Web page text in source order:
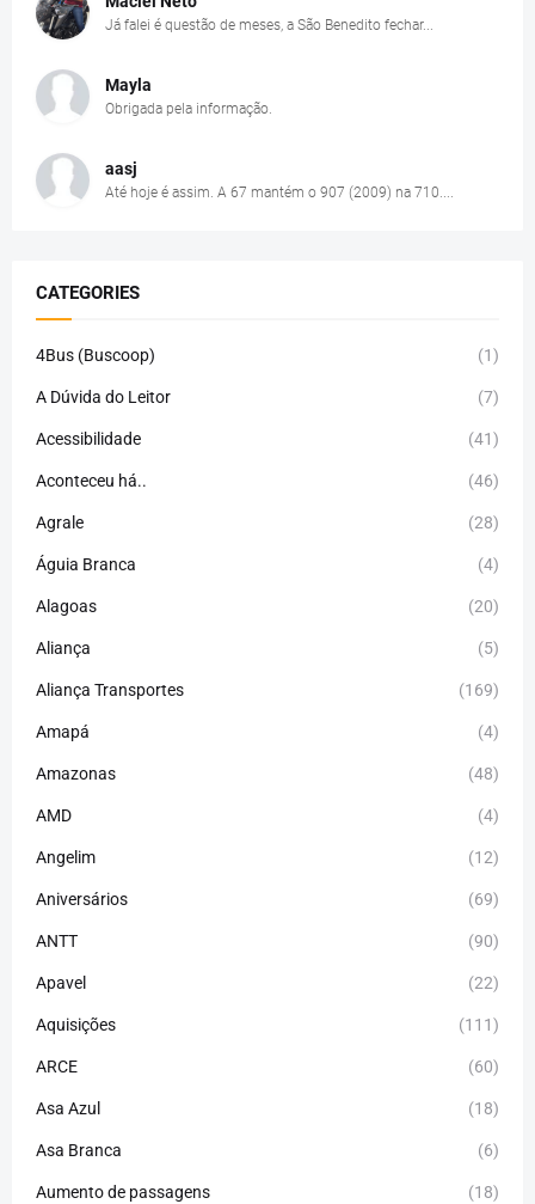
Já falei é questão de meses, a São Benedito fechar...
Mayla
Obrigada pela informação.
aasj
Até hoje é assim. A 67 mantém o 907 (2009) na 710....
CATEGORIES
4Bus (Buscoop) (1)
A Dúvida do Leitor (7)
Acessibilidade (41)
Aconteceu há.. (46)
Agrale (28)
Águia Branca (4)
Alagoas (20)
Aliança (5)
Aliança Transportes (169)
Amapá (4)
Amazonas (48)
AMD (4)
Angelim (12)
Aniversários (69)
ANTT (90)
Apavel (22)
Aquisições (111)
ARCE (60)
Asa Azul (18)
Asa Branca (6)
Aumento de passagens (18)